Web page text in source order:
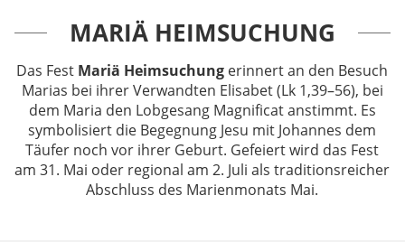
MARIÄ HEIMSUCHUNG
Das Fest Mariä Heimsuchung erinnert an den Besuch
Marias bei ihrer Verwandten Elisabet (Lk 1,39–56), bei
dem Maria den Lobgesang Magnificat anstimmt. Es
symbolisiert die Begegnung Jesu mit Johannes dem
Täufer noch vor ihrer Geburt. Gefeiert wird das Fest
am 31. Mai oder regional am 2. Juli als traditionsreicher
Abschluss des Marienmonats Mai.